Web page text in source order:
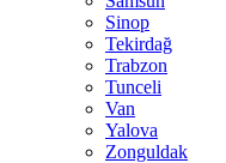
Sinop
Tekirdağ
Trabzon
Tunceli
Van
Yalova
Zonguldak